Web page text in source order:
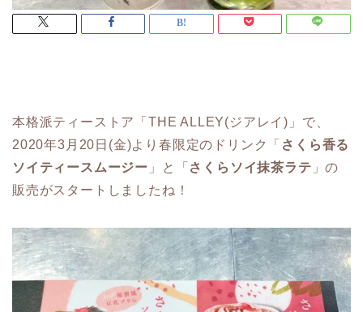
本格派ティーストア「THE ALLEY(ジアレイ)」で、
2020年3月20日(金)より春限定のドリンク「 さくら香る
ソイティースムージー 」と「 さくらソイ抹茶ラテ 」の
販売がスタートしましたね！